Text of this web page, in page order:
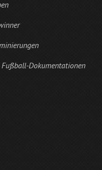
Fußball-Dokumentationen